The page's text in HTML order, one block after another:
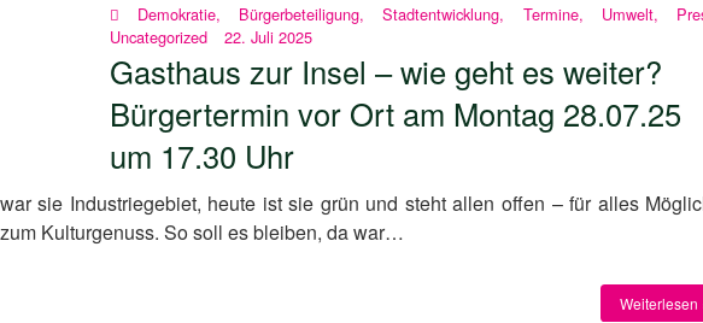
Demokratie, Bürgerbeteiligung,Stadtentwicklung, Termine, Umwelt,
Uncategorized
22. Juli 2025
Gasthaus zur Insel – wie geht es weiter?
Bürgertermin vor Ort am Montag 28.07.25
um 17.30 Uhr
sie Industriegebiet, heute ist sie grün und steht allen offen – für alles
Kulturgenuss. So soll es bleiben, da war…
Weiterlesen